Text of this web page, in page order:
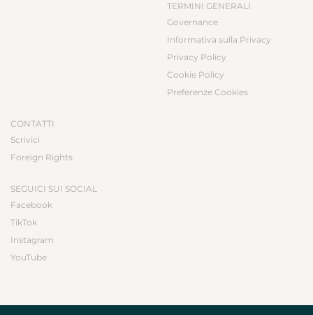
TERMINI GENERALI
Governance
Informativa sulla Privacy
Privacy Policy
Cookie Policy
Preferenze Cookies
CONTATTI
Scrivici
Foreign Rights
SEGUICI SUI SOCIAL
Facebook
TikTok
Instagram
YouTube